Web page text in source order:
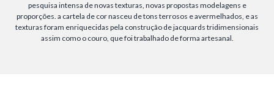
pesquisa intensa de novas texturas, novas propostas modelagens e
proporções. a cartela de cor nasceu de tons terrosos e avermelhados, e as
texturas foram enriquecidas pela construção de jacquards tridimensionais
assim como o couro, que foi trabalhado de forma artesanal.